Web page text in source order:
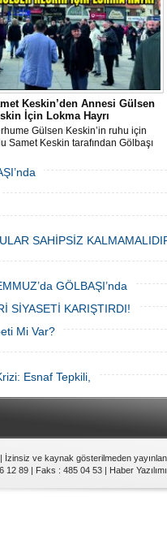
Keskin’den Annesi Gülsen
İçin Lokma Hayrı
Gülsen Keskin’in ruhu için
Samet Keskin tarafından Gölbaşı
lokma ikramı gerçekleştirildi.
hayra çok sayıda siyasi
sivil toplum kuruluşu üyeleri ve
SAHİPSİZ
GÖLBAŞI’nda
SİYASETİ KARIŞTIRDI!
Mi Var?
Esnaf Tepkili,
| İzinsiz ve kaynak gösterilmeden
12 89 | Faks : 485 04 53 | Haber Yazılımı